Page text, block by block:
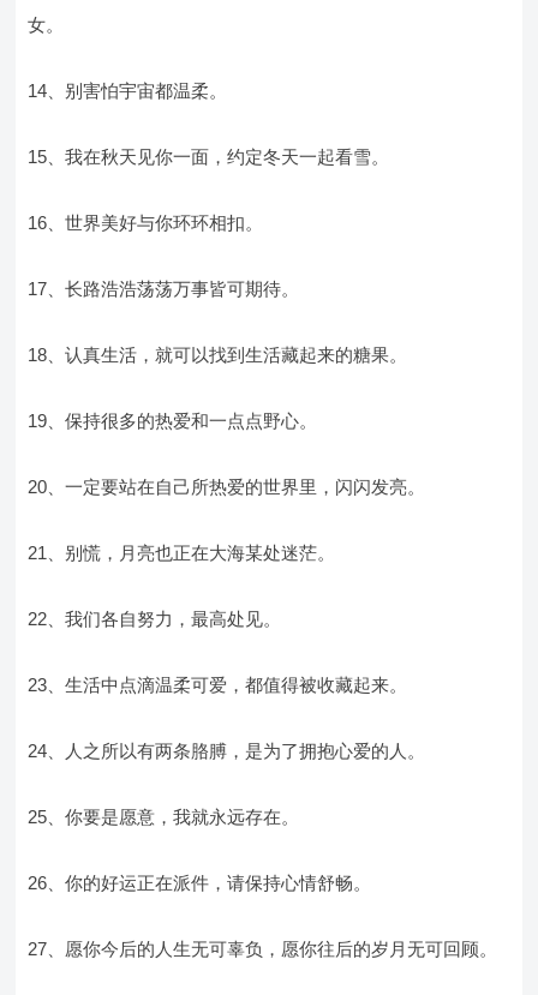
女。
14、别害怕宇宙都温柔。
15、我在秋天见你一面，约定冬天一起看雪。
16、世界美好与你环环相扣。
17、长路浩浩荡荡万事皆可期待。
18、认真生活，就可以找到生活藏起来的糖果。
19、保持很多的热爱和一点点野心。
20、一定要站在自己所热爱的世界里，闪闪发亮。
21、别慌，月亮也正在大海某处迷茫。
22、我们各自努力，最高处见。
23、生活中点滴温柔可爱，都值得被收藏起来。
24、人之所以有两条胳膊，是为了拥抱心爱的人。
25、你要是愿意，我就永远存在。
26、你的好运正在派件，请保持心情舒畅。
27、愿你今后的人生无可辜负，愿你往后的岁月无可回顾。